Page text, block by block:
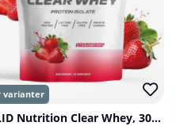
SOLID Nutrition Clear Whey, 300 g